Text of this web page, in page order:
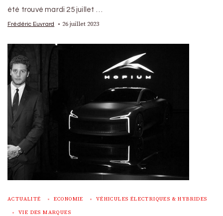
été trouvé mardi 25 juillet …
Frédéric Euvrard 26 juillet 2023
ACTUALITÉ ECONOMIE VÉHICULES ÉLECTRIQUES & HYBRIDES
VIE DES MARQUES